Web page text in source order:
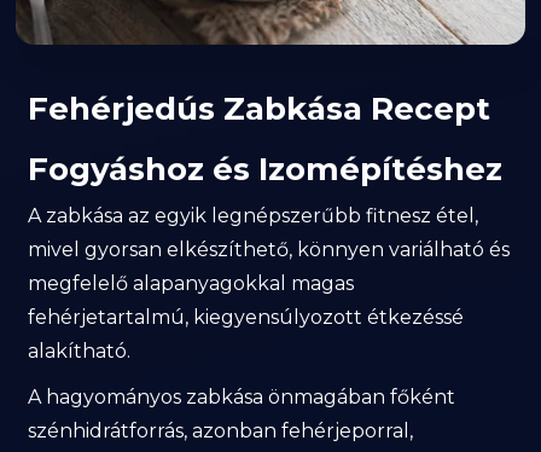
Fehérjedús Zabkása Recept
Fogyáshoz és Izomépítéshez
A zabkása az egyik legnépszerűbb fitnesz étel,
mivel gyorsan elkészíthető, könnyen variálható és
megfelelő alapanyagokkal magas
fehérjetartalmú, kiegyensúlyozott étkezéssé
alakítható.
A hagyományos zabkása önmagában főként
szénhidrátforrás, azonban fehérjeporral,